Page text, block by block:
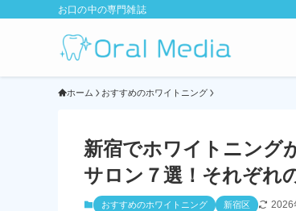
お口の中の専門雑誌
ホーム おすすめのホワイトニング
新宿でホワイトニング
サロン７選！それぞれ
おすすめのホワイトニング 新宿区 2026